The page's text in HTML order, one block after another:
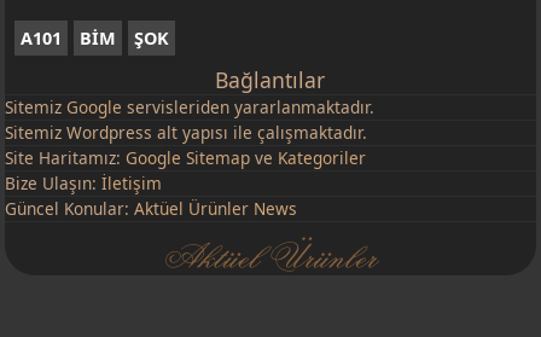
A101 BİM ŞOK
Bağlantılar
Sitemiz Google servisleriden yararlanmaktadır.
Sitemiz Wordpress alt yapısı ile çalışmaktadır.
Site Haritamız: Google Sitemap ve Kategoriler
Bize Ulaşın:İletişim
Güncel Konular:Aktüel Ürünler News